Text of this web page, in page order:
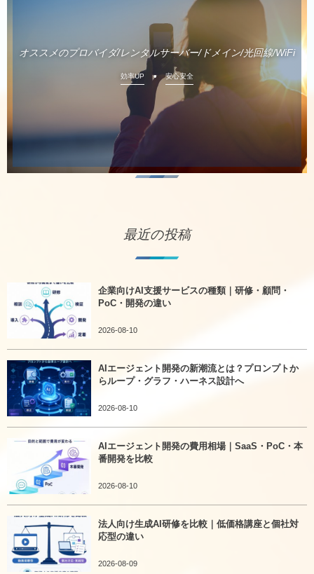
オススメのプロバイダ/レンタルサーバー/ドメイン/光回線/WiFi
効率UP 安心安全
最近の投稿
企業向けAI支援サービスの種類｜研修・顧問・
PoC・開発の違い
2026-08-10
AIエージェント開発の新潮流とは？プロンプトか
らループ・グラフ・ハーネス設計へ
2026-08-10
AIエージェント開発の費用相場｜SaaS・PoC・本
番開発を比較
2026-08-10
法人向け生成AI研修を比較｜低価格講座と個社対
応型の違い
2026-08-09